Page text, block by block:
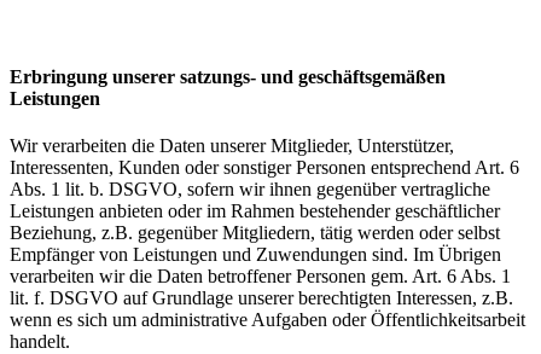
Erbringung unserer satzungs- und geschäftsgemäßen
Leistungen
Wir verarbeiten die Daten unserer Mitglieder, Unterstützer,
Interessenten, Kunden oder sonstiger Personen entsprechend Art. 6
Abs. 1 lit. b. DSGVO, sofern wir ihnen gegenüber vertragliche
Leistungen anbieten oder im Rahmen bestehender geschäftlicher
Beziehung, z.B. gegenüber Mitgliedern, tätig werden oder selbst
Empfänger von Leistungen und Zuwendungen sind. Im Übrigen
verarbeiten wir die Daten betroffener Personen gem. Art. 6 Abs. 1
lit. f. DSGVO auf Grundlage unserer berechtigten Interessen, z.B.
wenn es sich um administrative Aufgaben oder Öffentlichkeitsarbeit
handelt.